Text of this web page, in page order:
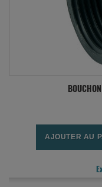
AJOUTER AU